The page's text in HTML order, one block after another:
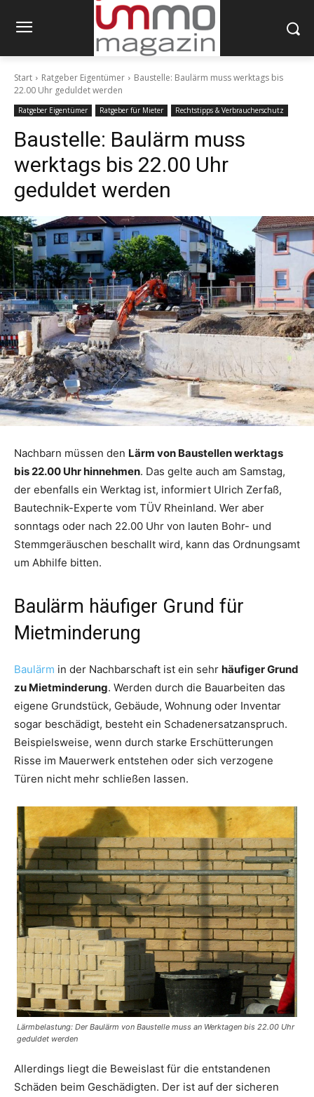
Start Ratgeber Eigentümer
Baustelle: Baulärm muss werktags bis
22.00 Uhr geduldet werden
Ratgeber Eigentümer Ratgeber für Mieter Rechtstipps & Verbraucherschutz
Baustelle: Baulärm muss
werktags bis 22.00 Uhr
geduldet werden
Nachbarn müssen den Lärm von Baustellen werktags
bis 22.00 Uhr hinnehmen. Das gelte auch am Samstag,
der ebenfalls ein Werktag ist, informiert Ulrich Zerfaß,
Bautechnik-Experte vom TÜV Rheinland. Wer aber
sonntags oder nach 22.00 Uhr von lauten Bohr- und
Stemmgeräuschen beschallt wird, kann das Ordnungsamt
um Abhilfe bitten.
Baulärm häufiger Grund für
Mietminderung
Baulärm in der Nachbarschaft ist ein sehr häufiger Grund
zu Mietminderung. Werden durch die Bauarbeiten das
eigene Grundstück, Gebäude, Wohnung oder Inventar
sogar beschädigt, besteht ein Schadenersatzanspruch.
Beispielsweise, wenn durch starke Erschütterungen
Risse im Mauerwerk entstehen oder sich verzogene
Türen nicht mehr schließen lassen.
Lärmbelastung: Der Baulärm von Baustelle muss an Werktagen bis 22.00 Uhr
geduldet werden
Allerdings liegt die Beweislast für die entstandenen
Schäden beim Geschädigten. Der ist auf der sicheren